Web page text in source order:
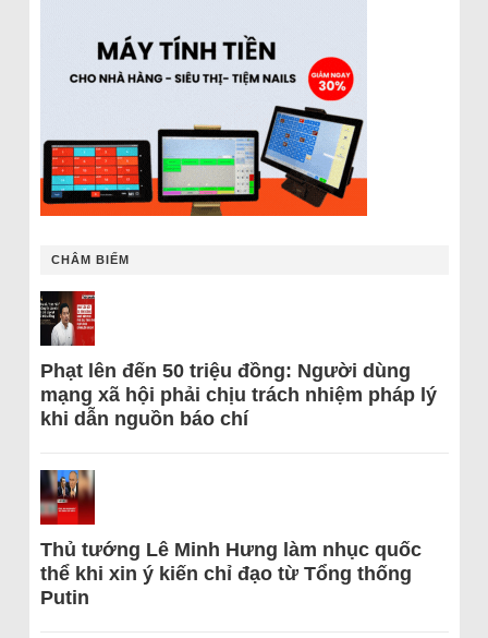
CHÂM BIẾM
Phạt lên đến 50 triệu đồng: Người dùng
mạng xã hội phải chịu trách nhiệm pháp lý
khi dẫn nguồn báo chí
Thủ tướng Lê Minh Hưng làm nhục quốc
thể khi xin ý kiến chỉ đạo từ Tổng thống
Putin